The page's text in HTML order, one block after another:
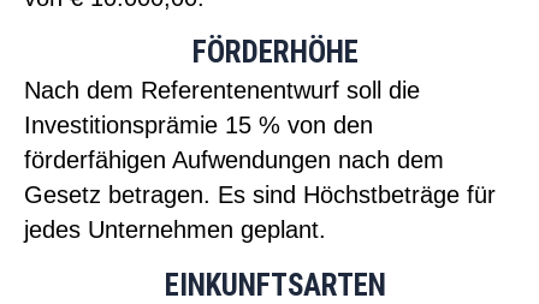
FÖRDERHÖHE
Nach dem Referentenentwurf soll die
Investitionsprämie 15 % von den
förderfähigen Aufwendungen nach dem
Gesetz betragen. Es sind Höchstbeträge für
jedes Unternehmen geplant.
EINKUNFTSARTEN